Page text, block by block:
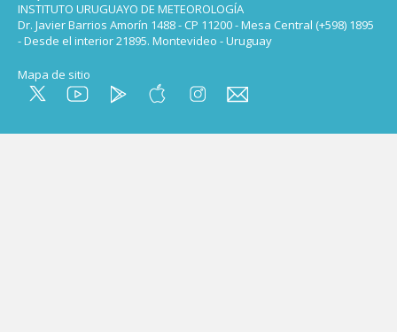
INSTITUTO URUGUAYO DE METEOROLOGÍA
Dr. Javier Barrios Amorín 1488 - CP 11200 - Mesa Central (+598) 1895
- Desde el interior 21895. Montevideo - Uruguay
Mapa de sitio